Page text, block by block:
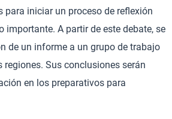
para iniciar un proceso de reflexión
importante. A partir de este debate, se
de un informe a un grupo de trabajo
regiones. Sus conclusiones serán
en los preparativos para